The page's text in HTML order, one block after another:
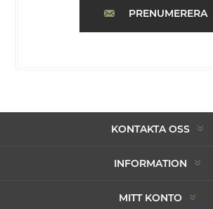
PRENUMERERA
KONTAKTA OSS
INFORMATION
MITT KONTO